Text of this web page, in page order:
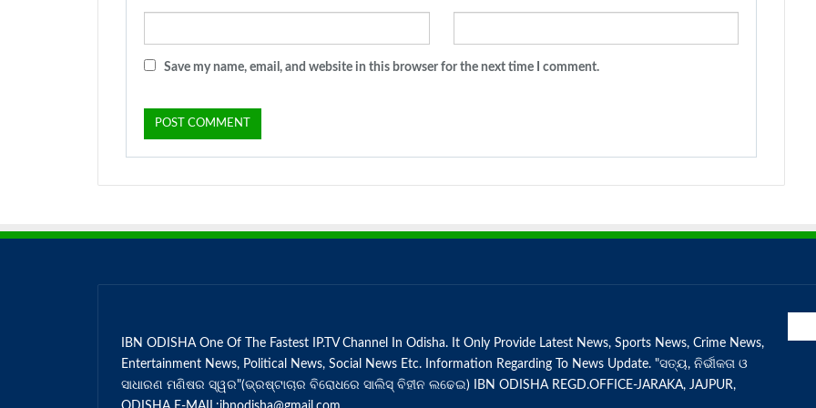
Save my name, email, and website in this browser for the next time I comment.
IBN ODISHA One Of The Fastest IP.TV Channel In Odisha. It Only Provide Latest News, Sports News, Crime News,
Entertainment News, Political News, Social News Etc. Information Regarding To News Update. "ସତ୍ୟ, ନିର୍ଭୀକତା ଓ
ସାଧାରଣ ମଣିଷର ସ୍ୱର"(ଭ୍ରଷ୍ଟାଚାର ବିରୋଧରେ ସାଲିସ୍ ବିହୀନ ଲଢେଇ) IBN ODISHA REGD.OFFICE-JARAKA, JAJPUR,